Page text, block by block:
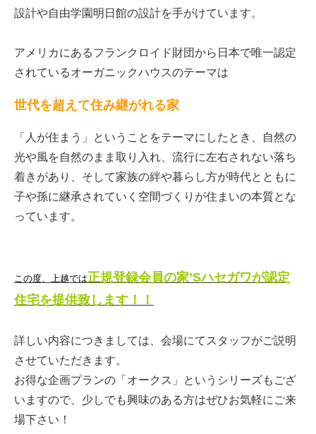
設計や自由学園明日館の設計を手がけています。
アメリカにあるフランクロイド財団から日本で唯一認定
されているオーガニックハウスのテーマは
世代を超えて住み継がれる家
「人が住まう」ということをテーマにしたとき、自然の
光や風を自然のまま取り入れ、流行に左右されない落ち
着きがあり、そして家族の絆や暮らし方が時代とともに
子や孫に継承されていく空間づくりが住まいの本質とな
っています。
この度、上越では正規登録会員の家’Sハセガワが認定
住宅を提供致します！！
詳しい内容につきましては、会場にてスタッフがご説明
させていただきます。
お得な企画プランの「オークス」というシリーズもござ
いますので、少しでも興味のある方はぜひお気軽にご来
場下さい！